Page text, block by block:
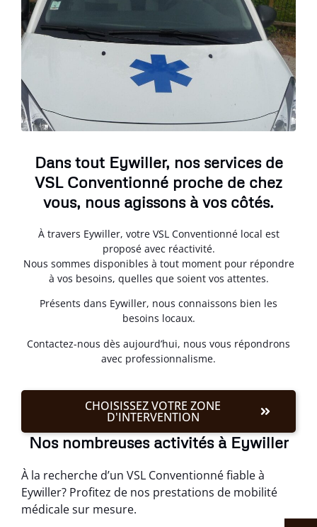
Dans tout Eywiller, nos services de
VSL Conventionné proche de chez
vous, nous agissons à vos côtés.
À travers Eywiller, votre VSL Conventionné local est
proposé avec réactivité.
Nous sommes disponibles à tout moment pour répondre
à vos besoins, quelles que soient vos attentes.
Présents dans Eywiller, nous connaissons bien les
besoins locaux.
Contactez-nous dès aujourd’hui, nous vous répondrons
avec professionnalisme.
CHOISISSEZ VOTRE ZONE
D'INTERVENTION
Nos nombreuses activités à Eywiller
À la recherche d’un VSL Conventionné fiable à
Eywiller? Profitez de nos prestations de mobilité
médicale sur mesure.